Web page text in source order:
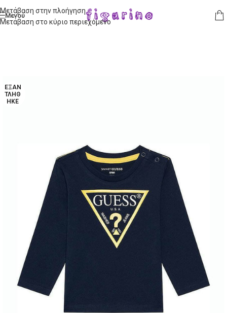
Μετάβαση στην πλοήγηση
Μετάβαση στο κύριο περιεχόμενο
Μενού
ΕΞΑΝ
ΤΛΉΘ
ΗΚΕ